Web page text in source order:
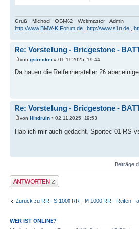
Gruß - Michael - OSM62 - Webmaster - Admin
http://www.BMW-K.Forum.de
http://www.s1rr.de
Re: Vorstellung - Bridgestone -
von gstrecker » 01.11.2025, 19:44
Da hauen die Reifenhersteller 26 aber
Re: Vorstellung - Bridgestone -
von Hindruin » 02.11.2025, 19:53
Hab ich mir auch gedacht, Sportec 01 RS
Beiträge
Antwort erstellen
Zurück zu RR - S 1000 RR - M 1000 RR - Reifen -
WER IST ONLINE?